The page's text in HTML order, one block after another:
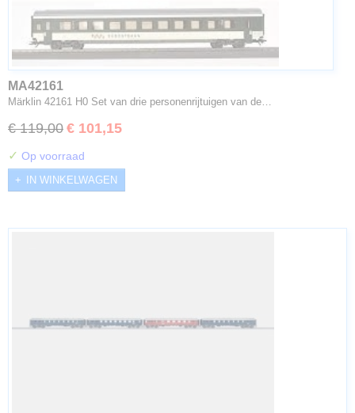
MA42161
Märklin 42161 H0 Set van drie personenrijtuigen van de…
€ 119,00 € 101,15
✓ Op voorraad
IN WINKELWAGEN